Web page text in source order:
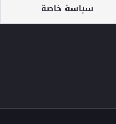
سياسة خاصة